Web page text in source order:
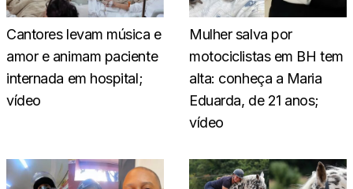
Cantores levam música e
amor e animam paciente
internada em hospital;
vídeo
Mulher salva por
motociclistas em BH tem
alta: conheça a Maria
Eduarda, de 21 anos;
vídeo